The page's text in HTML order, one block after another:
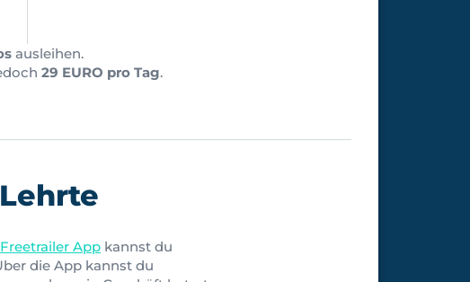
ausleihen.
29 EURO pro Tag.
Freetrailer App kannst du
die App kannst du